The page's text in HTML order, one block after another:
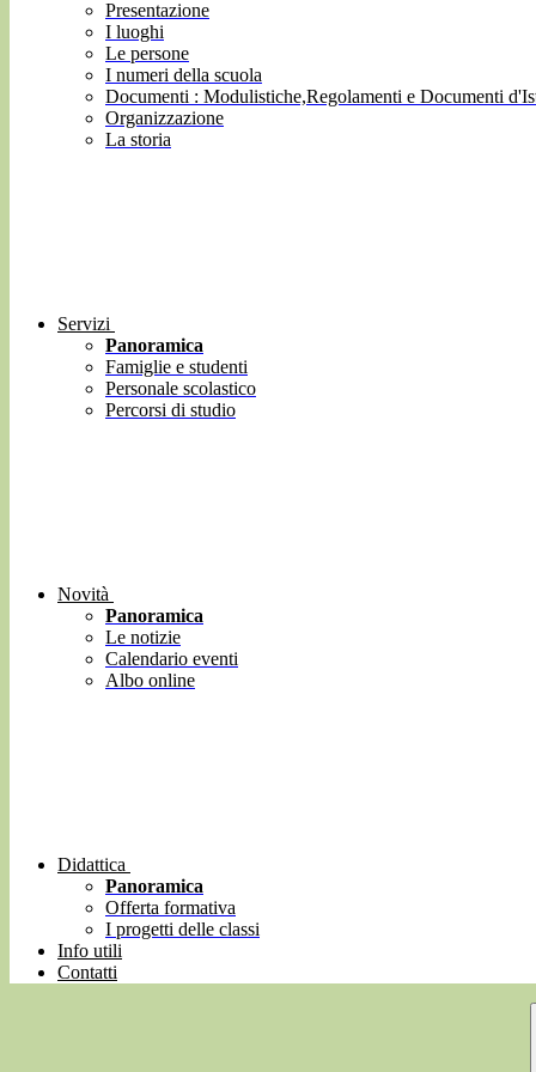
Presentazione
I luoghi
Le persone
I numeri della scuola
Documenti : Modulistiche,Regolamenti e Documenti
Organizzazione
La storia
Servizi
Panoramica
Famiglie e studenti
Personale scolastico
Percorsi di studio
Novità
Panoramica
Le notizie
Calendario eventi
Albo online
Didattica
Panoramica
Offerta formativa
I progetti delle classi
Info utili
Contatti